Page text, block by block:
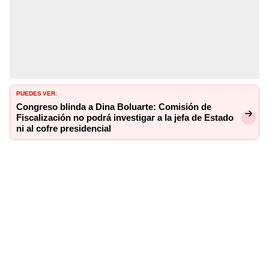
PUEDES VER:
Congreso blinda a Dina Boluarte: Comisión de
Fiscalización no podrá investigar a la jefa de Estado
ni al cofre presidencial